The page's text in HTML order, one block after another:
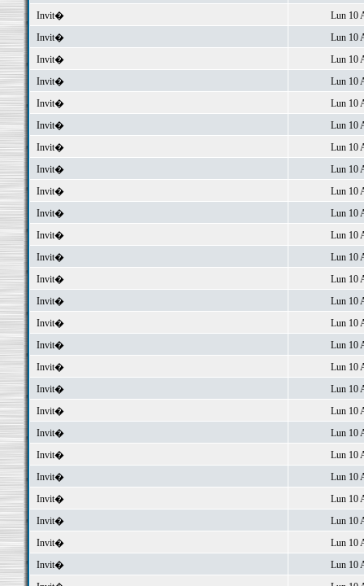
Invit�
Lun 10
Invit�
Lun 10
Invit�
Lun 10
Invit�
Lun 10
Invit�
Lun 10
Invit�
Lun 10
Invit�
Lun 10
Invit�
Lun 10
Invit�
Lun 10
Invit�
Lun 10
Invit�
Lun 10
Invit�
Lun 10
Invit�
Lun 10
Invit�
Lun 10
Invit�
Lun 10
Invit�
Lun 10
Invit�
Lun 10
Invit�
Lun 10
Invit�
Lun 10
Invit�
Lun 10
Invit�
Lun 10
Invit�
Lun 10
Invit�
Lun 10
Invit�
Lun 10
Invit�
Lun 10
Invit�
Lun 10